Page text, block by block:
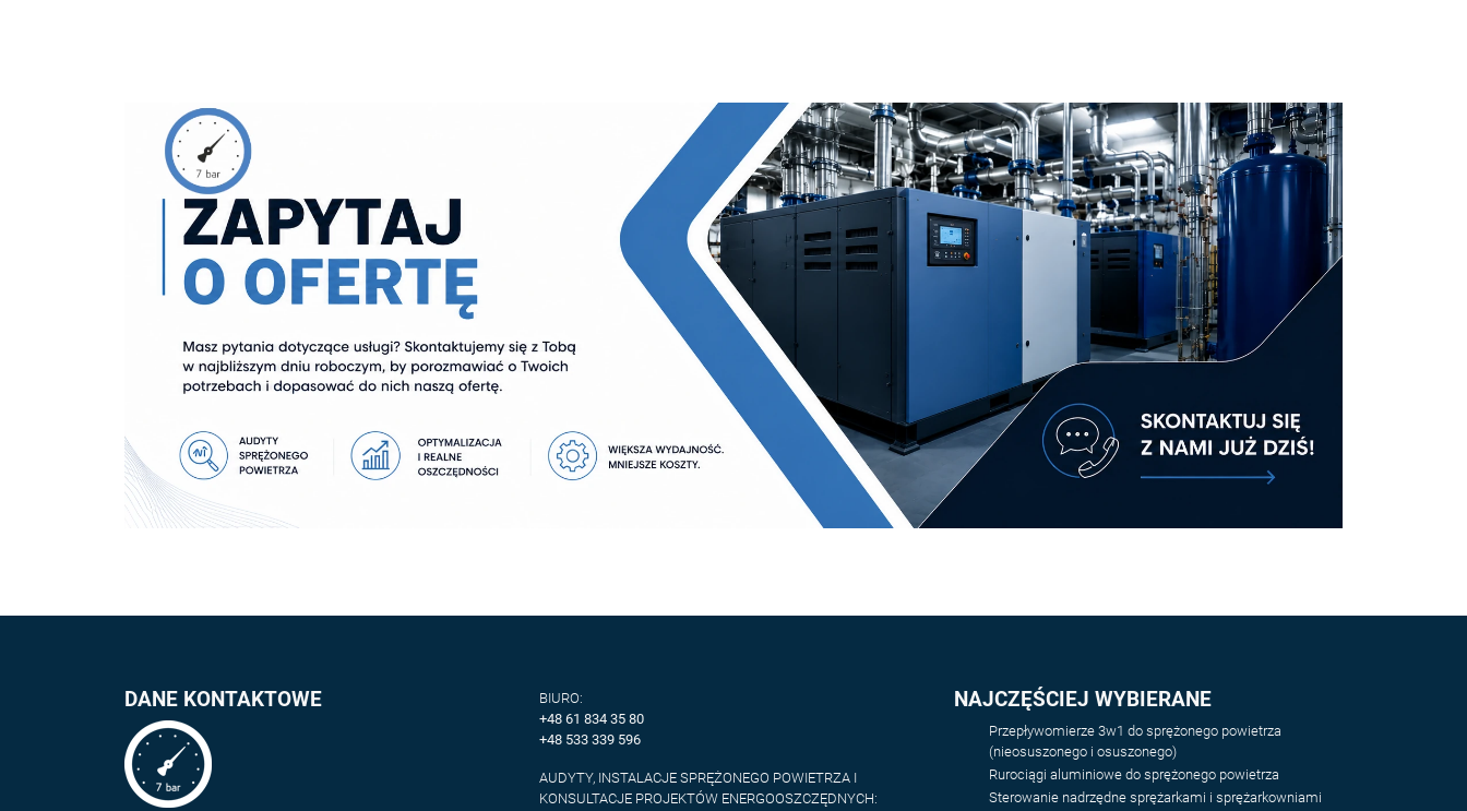
DANE KONTAKTOWE
BIURO:
+48 61 834 35 80
+48 533 339 596
AUDYTY, INSTALACJE SPRĘŻONEGO POWIETRZA I
KONSULTACJE PROJEKTÓW ENERGOOSZCZĘDNYCH:
NAJCZĘŚCIEJ WYBIERANE
Przepływomierze 3w1 do sprężonego powietrza
(nieosuszonego i osuszonego)
Rurociągi aluminiowe do sprężonego powietrza
Sterowanie nadrzędne sprężarkami i sprężarkowniami